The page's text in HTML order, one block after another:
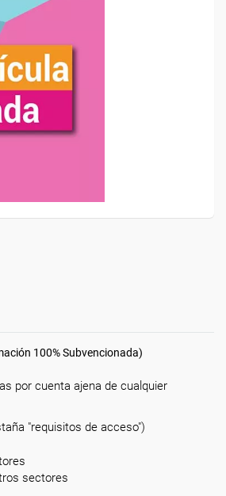
100% Subvencionada)
por cuenta ajena de cualquier
"requisitos de acceso")
sectores